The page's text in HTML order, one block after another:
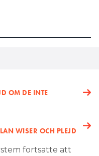
OM DE INTE
WISER OCH PLEJD
fortsatte att